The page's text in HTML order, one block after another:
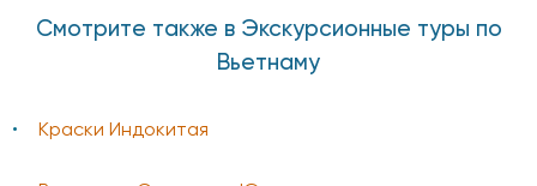
Смотрите также в Экскурсионные туры по
Вьетнаму
Краски Индокитая